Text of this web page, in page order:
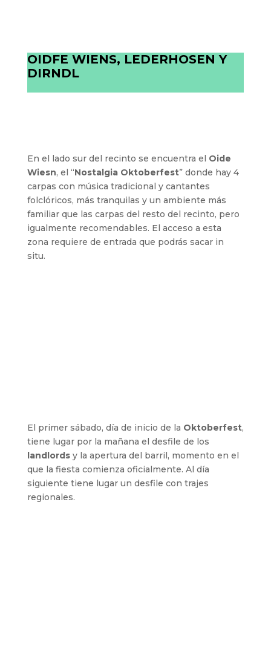
OIDFE WIENS, LEDERHOSEN Y
DIRNDL
En el lado sur del recinto se encuentra el Oide
Wiesn, el “Nostalgia Oktoberfest” donde hay 4
carpas con música tradicional y cantantes
folclóricos, más tranquilas y un ambiente más
familiar que las carpas del resto del recinto, pero
igualmente recomendables. El acceso a esta
zona requiere de entrada que podrás sacar in
situ.
El primer sábado, día de inicio de la Oktoberfest,
tiene lugar por la mañana el desfile de los
landlordsy la apertura del barril, momento en el
que la fiesta comienza oficialmente. Al día
siguiente tiene lugar un desfile con trajes
regionales.